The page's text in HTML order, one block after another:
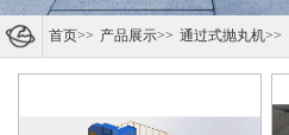
首页>> 产品展示>> 通过式抛丸机>>